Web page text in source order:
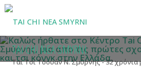
Skip
TAI CHI NEA SMYRNI
Ται Τσι Τσουάν Ν. Σμύρνης - 32 χρόνια
μια απο τις πρώτες σχολές ται